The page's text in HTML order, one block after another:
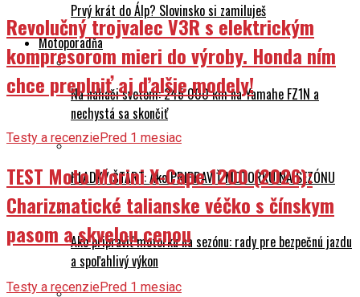
Prvý krát do Álp? Slovinsko si zamiluješ
Motoporadňa
Na naháči svetom: 245 000 km na Yamahe FZ1N a
nechystá sa skončiť
HLADKÝ ŠTART: Ako PRIPRAVIŤ MOTORKU NA SEZÓNU
Ako pripraviť motorku na sezónu: rady pre bezpečnú jazdu
a spoľahlivý výkon
Revolučný trojvalec V3R s elektrickým
kompresorom mieri do výroby. Honda ním
chce preplniť aj ďalšie modely!
Testy a recenziePred 1 mesiac
TEST Moto Morini X-Cape 1200 (2026):
Charizmatické talianske véčko s čínskym
pasom a skvelou cenou
Testy a recenziePred 1 mesiac